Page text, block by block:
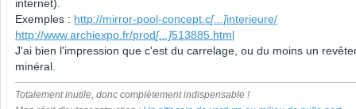
internet).
Exemples : http://mirror-pool-concept.c[...]interieure/
http://www.archiexpo.fr/prod[...]513885.html
J'ai bien l'impression que c'est du carrelage, ou du moins un
minéral.
Totalement inutile, donc complètement indispensable !